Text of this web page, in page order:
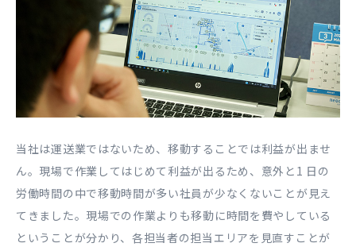
当社は運送業ではないため、移動することでは利益が出ませ
ん。現場で作業してはじめて利益が出るため、意外と1 ⽇の
労働時間の中で移動時間が多い社員が少なくないことが⾒え
てきました。現場での作業よりも移動に時間を費やしている
ということが分かり、各担当者の担当エリアを⾒直すことが